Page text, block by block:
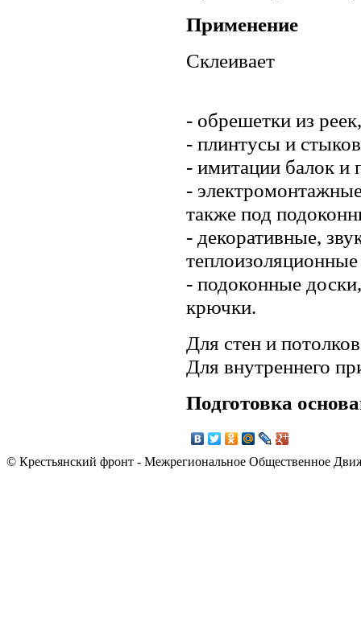
Применение
Склеивает
- обрешетки из
- плинтусы и
- имитации балок и
-
также под
- декоративные,
- подоконные
крючки.
Для стен и
Для внутреннего
Подготовка
© Крестьянский фронт - Межрегиональное Общественное